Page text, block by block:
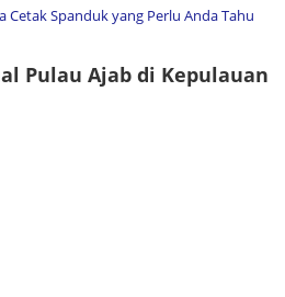
Cetak Spanduk yang Perlu Anda Tahu
Pulau Ajab di Kepulauan